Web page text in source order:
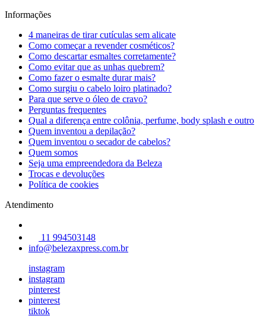
Informações
4 maneiras de tirar cutículas sem alicate
Como começar a revender cosméticos?
Como descartar esmaltes corretamente?
Como evitar que as unhas quebrem?
Como fazer o esmalte durar mais?
Como surgiu o cabelo loiro platinado?
Para que serve o óleo de cravo?
Perguntas frequentes
Qual a diferença entre colônia, perfume, body splash e outro
Quem inventou a depilação?
Quem inventou o secador de cabelos?
Quem somos
Seja uma empreendedora da Beleza
Trocas e devoluções
Política de cookies
Atendimento
11 994503148
info@belezaxpress.com.br
instagram
instagram
pinterest
pinterest
tiktok